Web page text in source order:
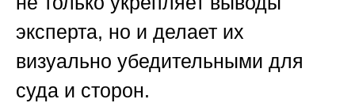
эксперта, но и делает их
визуально убедительными для
суда и сторон.